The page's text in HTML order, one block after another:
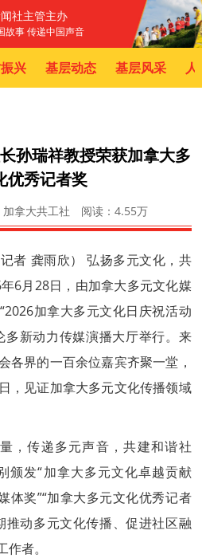
社主管主办
故事 传递中国声音
兴 基层动态 基层风采
孙瑞祥教授荣获加拿大多
优秀记者奖
拿大共工社 阅读： 4.55万
者 龚雨欣） 弘扬多元文化，共
6月28日，由加拿大多元文化媒
加拿大多元文化日庆祝活动
多新动力传媒演播大厅举行。来
各界的一百余位嘉宾齐聚一堂，
，见证加拿大多元文化传播领域
，传递多元声音，共建和谐社
颁发“加拿大多元文化卓越贡献
体奖”“加拿大多元文化优秀记者
推动多元文化传播、促进社区融
者。